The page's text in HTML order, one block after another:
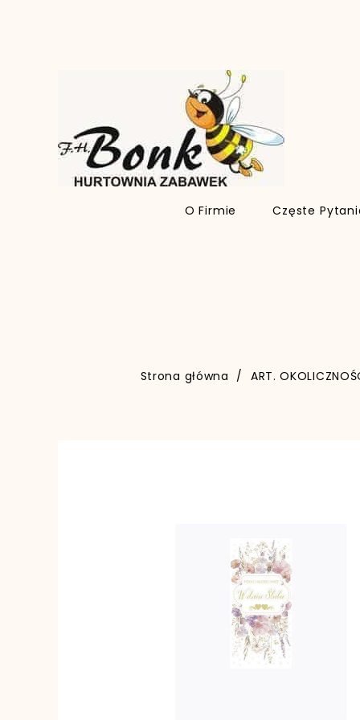
O Firmie Częste
Strona główna ART.